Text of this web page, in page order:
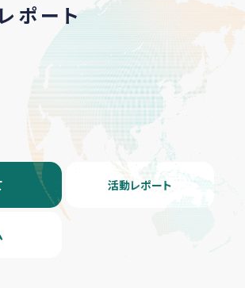
ポート
活動レポート